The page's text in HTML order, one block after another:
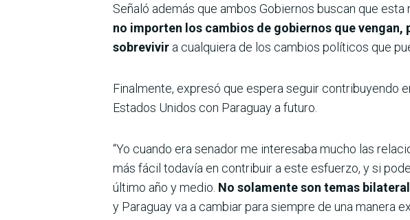
Señaló además que ambos Gobiernos buscan que
no importen los cambios de gobiernos que
sobrevivir a cualquiera de los cambios políticos que
Finalmente, expresó que espera seguir
Estados Unidos con Paraguay a futuro.
“Yo cuando era senador me interesaba mucho las
más fácil todavía en contribuir a este esfuerzo, y si
último año y medio. No solamente son temas
y Paraguay va a cambiar para siempre de una manera